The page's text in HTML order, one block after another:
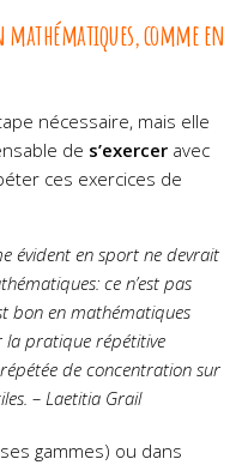
comme en
nécessaire, mais elle
de s’exercer avec
ces exercices de
évident en sport ne devrait
ce n’est pas
bon en mathématiques
la pratique répétitive
de concentration sur
– Laetitia Grail
gammes) ou dans